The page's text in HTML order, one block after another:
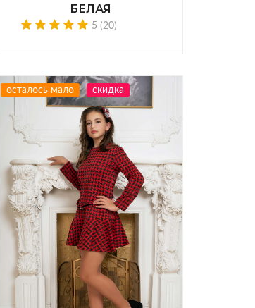
БЕЛАЯ
5 (20)
осталось мало скидка